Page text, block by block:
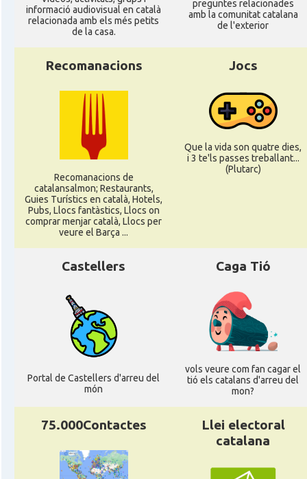
informació audiovisual en català
relacionada amb els més petits
de la casa.
preguntes relacionades
amb la comunitat catalana
de l'exterior
Recomanacions
Recomanacions de
catalansalmon; Restaurants,
Guies Turístics en català, Hotels,
Pubs, Llocs fantàstics, Llocs on
comprar menjar català, Llocs per
veure el Barça ...
Jocs
Que la vida son quatre dies,
i 3 te'ls passes treballant...
(Plutarc)
Castellers
Portal de Castellers d'arreu del
món
Caga Tió
vols veure com fan cagar el
tió els catalans d'arreu del
mon?
75.000Contactes
Llei electoral
catalana